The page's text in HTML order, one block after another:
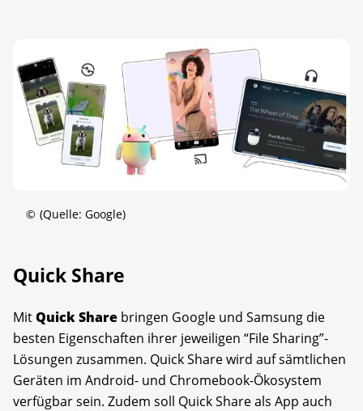
© (Quelle: Google)
Quick Share
MitQuick Share bringen Google und Samsung die
besten Eigenschaften ihrer jeweiligen “File Sharing”-
Lösungen zusammen. Quick Share wird auf sämtlichen
Geräten im Android- und Chromebook-Ökosystem
verfügbar sein. Zudem soll Quick Share als App auch